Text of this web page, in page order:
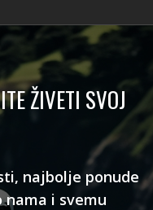
ŽIVETI SVOJ
najbolje ponude
i svemu